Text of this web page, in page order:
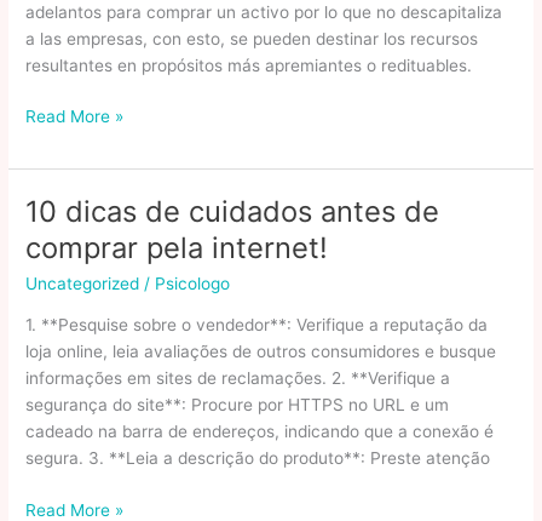
adelantos para comprar un activo por lo que no descapitaliza
a las empresas, con esto, se pueden destinar los recursos
resultantes en propósitos más apremiantes o redituables.
Comprar
Alquilar
Departamento:
¿Por
Qué
es
la
Mejor
Opción?
Desarrollos
Lafher
Read More »
10 dicas de cuidados antes de
comprar pela internet!
Uncategorized / Psicologo
1. **Pesquise sobre o vendedor**: Verifique a reputação da
loja online, leia avaliações de outros consumidores e busque
informações em sites de reclamações. 2. **Verifique a
segurança do site**: Procure por HTTPS no URL e um
cadeado na barra de endereços, indicando que a conexão é
segura. 3. **Leia a descrição do produto**: Preste atenção
10
Read More »